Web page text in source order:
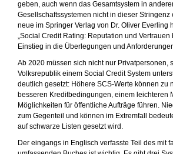
geben, auch wenn das Gesamtsystem in
Gesellschaftssystemen nicht in dieser Stringenz
neue im Springer Verlag von Dr. Oliver Everling
„Social Credit Rating: Reputation und
Einstieg in die Überlegungen und
Ab 2020 müssen sich nicht nur Privatpersonen,
Volksrepublik einem Social Credit System
deutlich gesetzt: Höhere SCS-Werte können zu
besseren Kreditbedingungen, einem leichteren
Möglichkeiten für öffentliche Aufträge führen.
zum Gegenteil und können im Extremfall
auf schwarze Listen gesetzt wird.
Der eingangs in Englisch verfasste Teil des mit